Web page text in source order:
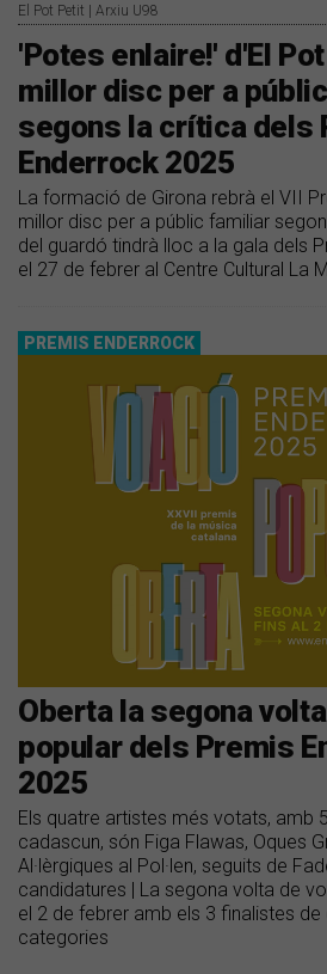
El Pot Petit | Arxiu U98
'Potes enlaire!' d'El
millor disc per a
segons la crítica dels
Enderrock 2025
La formació de Girona rebrà el VII
millor disc per a públic familiar
del guardó tindrà lloc a la gala dels
el 27 de febrer al Centre Cultural La
PREMIS ENDERROCK
Oberta la segona
popular dels Premis
2025
Els quatre artistes més votats, amb
cadascun, són Figa Flawas, Oques
Al·lèrgiques al Pol·len, seguits de
candidatures | La segona volta de
el 2 de febrer amb els 3 finalistes
categories